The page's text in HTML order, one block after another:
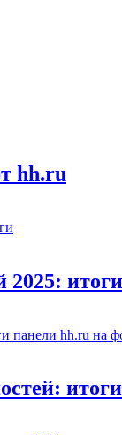
hh.ru
2025: итоги